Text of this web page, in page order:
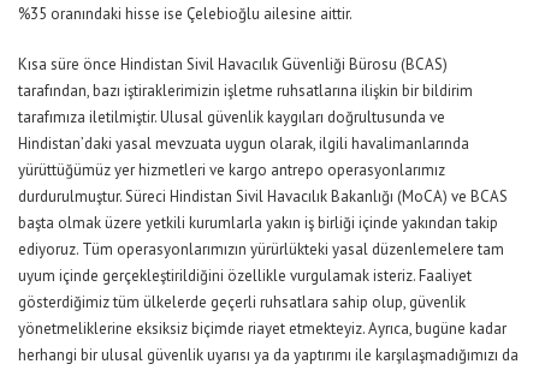
%35 oranındaki hisse ise Çelebioğlu ailesine aittir.
Kısa süre önce Hindistan Sivil Havacılık Güvenliği Bürosu (BCAS)
tarafından, bazı iştiraklerimizin işletme ruhsatlarına ilişkin bir bildirim
tarafımıza iletilmiştir. Ulusal güvenlik kaygıları doğrultusunda ve
Hindistan’daki yasal mevzuata uygun olarak, ilgili havalimanlarında
yürüttüğümüz yer hizmetleri ve kargo antrepo operasyonlarımız
durdurulmuştur. Süreci Hindistan Sivil Havacılık Bakanlığı (MoCA) ve BCAS
başta olmak üzere yetkili kurumlarla yakın iş birliği içinde yakından takip
ediyoruz. Tüm operasyonlarımızın yürürlükteki yasal düzenlemelere tam
uyum içinde gerçekleştirildiğini özellikle vurgulamak isteriz. Faaliyet
gösterdiğimiz tüm ülkelerde geçerli ruhsatlara sahip olup, güvenlik
yönetmeliklerine eksiksiz biçimde riayet etmekteyiz. Ayrıca, bugüne kadar
herhangi bir ulusal güvenlik uyarısı ya da yaptırımı ile karşılaşmadığımızı da